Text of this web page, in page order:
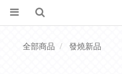
全部商品 發燒新品